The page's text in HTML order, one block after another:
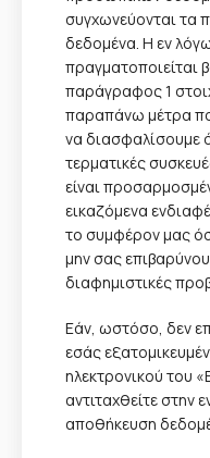
συγχωνεύονται τα
δεδομένα. Η εν
πραγματοποιείται
παράγραφος 1
παραπάνω μέτρα
να διασφαλίσουμε
τερματικές
είναι
εικαζόμενα
το συμφέρον μας
μην σας
διαφημιστικές
Εάν, ωστόσο, δεν
εσάς
ηλεκτρονικού του
αντιταχθείτε στην
αποθήκευση